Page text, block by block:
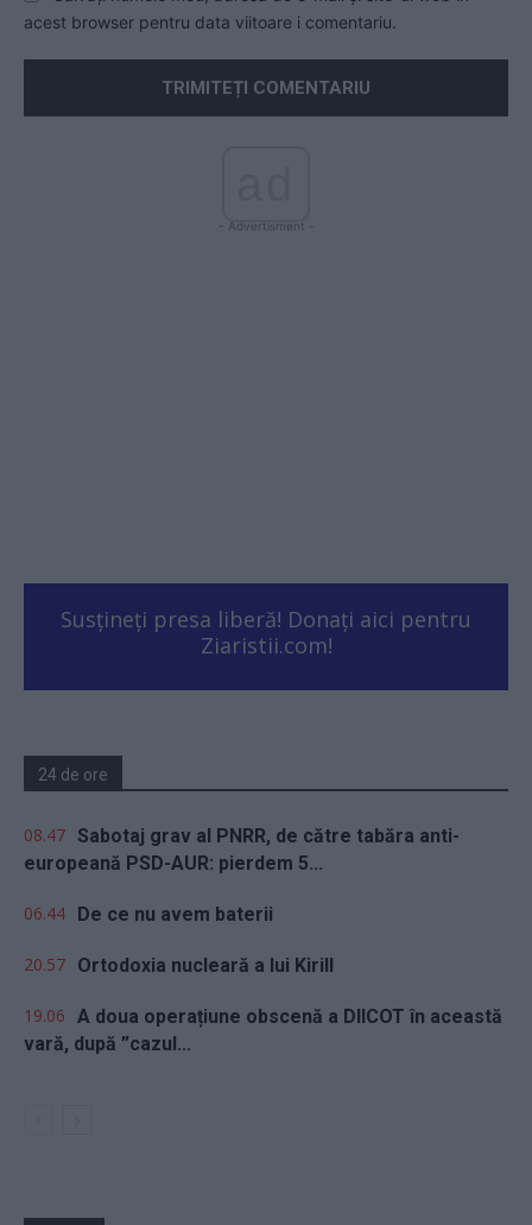
acest browser pentru data viitoare i comentariu.
- Advertisment -
Susțineți presa liberă! Donați aici pentru
Ziaristii.com!
24 de ore
08.47 Sabotaj grav al PNRR, de către tabăra anti-
europeană PSD-AUR: pierdem 5...
06.44 De ce nu avem baterii
20.57 Ortodoxia nucleară a lui Kirill
19.06 A doua operațiune obscenă a DIICOT în această
vară, după ”cazul...